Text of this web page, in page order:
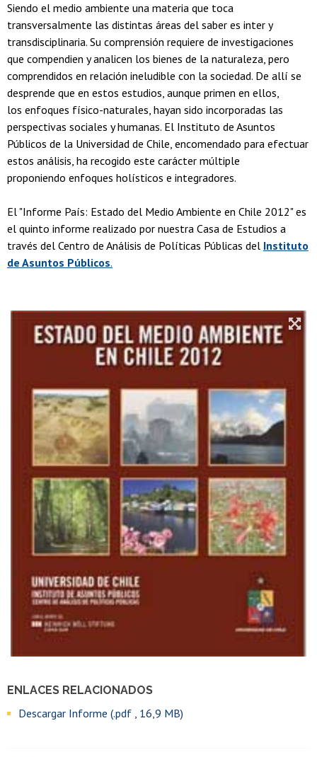
ENLACES RELACIONADOS
Descargar Informe (.pdf , 16,9 MB)
Siendo el medio ambiente una materia que toca
transversalmente las distintas áreas del saber es inter y
transdisciplinaria. Su comprensión requiere de investigaciones
que compendien y analicen los bienes de la naturaleza, pero
comprendidos en relación ineludible con la sociedad. De allí se
desprende que en estos estudios, aunque primen en ellos,
los enfoques físico-naturales, hayan sido incorporadas las
perspectivas sociales y humanas. El Instituto de Asuntos
Públicos de la Universidad de Chile, encomendado para efectuar
estos análisis, ha recogido este carácter múltiple
proponiendo enfoques holísticos e integradores.
El "Informe País: Estado del Medio Ambiente en Chile 2012" es
el quinto informe realizado por nuestra Casa de Estudios a
través del Centro de Análisis de Políticas Públicas del Instituto
de Asuntos Públicos.